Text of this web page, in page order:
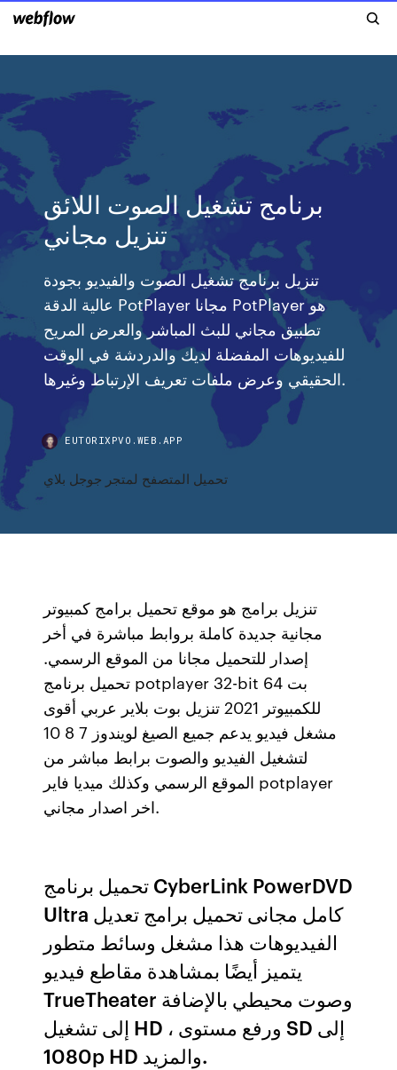
برنامج تشغيل الصوت اللائق
تنزيل مجاني
تنزيل برنامج تشغيل الصوت والفيديو بجودة
عالية الدقة PotPlayer مجانا PotPlayer هو
تطبيق مجاني للبث المباشر والعرض المريح
للفيديوهات المفضلة لديك والدردشة في الوقت
الحقيقي وعرض ملفات تعريف الإرتباط وغيرها.
EUTORIXPVO.WEB.APP
تحميل المتصفح لمتجر جوجل بلاي
تنزيل برامج هو موقع تحميل برامج كمبيوتر
مجانية جديدة كاملة بروابط مباشرة في أخر
إصدار للتحميل مجانا من الموقع الرسمي.
تحميل برنامج potplayer 32-bit 64 بت
للكمبيوتر 2021 تنزيل بوت بلاير عربي أقوى
مشغل فيديو يدعم جميع الصيغ لويندوز 7 8 10
لتشغيل الفيديو والصوت برابط مباشر من
الموقع الرسمي وكذلك ميديا فاير potplayer
اخر اصدار مجاني.
تحميل برنامج CyberLink PowerDVD
Ultra كامل مجانى تحميل برامج تعديل
الفيديوهات هذا مشغل وسائط متطور
يتميز أيضًا بمشاهدة مقاطع فيديو
TrueTheater وصوت محيطي بالإضافة
إلى تشغيل HD ، ورفع مستوى SD إلى
1080p HD والمزيد.